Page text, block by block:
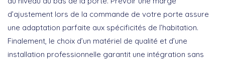
d’ajustement lors de la commande de votre porte assure
une adaptation parfaite aux spécificités de l’habitation.
Finalement, le choix d’un matériel de qualité et d’une
installation professionnelle garantit une intégration sans